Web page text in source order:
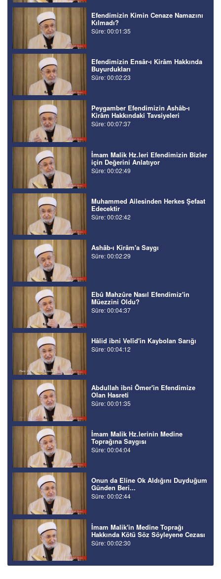
Efendimizin Kimin Cenaze Namazını
Kılmadı?
Süre: 00:01:35
Efendimizin Ensâr-ı Kirâm Hakkında
Buyurdukları
Süre: 00:02:23
Peygamber Efendimizin Ashâb-ı
Kirâm Hakkındaki Tavsiyeleri
Süre: 00:07:37
İmam Malik Hz.leri Efendimizin Bizler
için Değerini Anlatıyor
Süre: 00:02:49
Muhammed Ailesinden Herkes Şefaat
Edecektir
Süre: 00:02:42
Ashâb-ı Kirâm'a Saygı
Süre: 00:02:29
Ebû Mahzûre Nasıl Efendimiz'in
Müezzini Oldu?
Süre: 00:04:37
Hâlid ibni Velîd'in Kaybolan Sarığı
Süre: 00:04:12
Abdullah ibni Ömer'in Efendimize
Olan Hasreti
Süre: 00:01:35
İmam Malik Hz.lerinin Medine
Toprağına Saygısı
Süre: 00:04:04
Onun da Eline Ok Aldığını Duyduğum
Günden Beri...
Süre: 00:02:44
İmam Malik'in Medine Toprağı
Hakkında Kötü Söz Söyleyene Cezası
Süre: 00:02:30